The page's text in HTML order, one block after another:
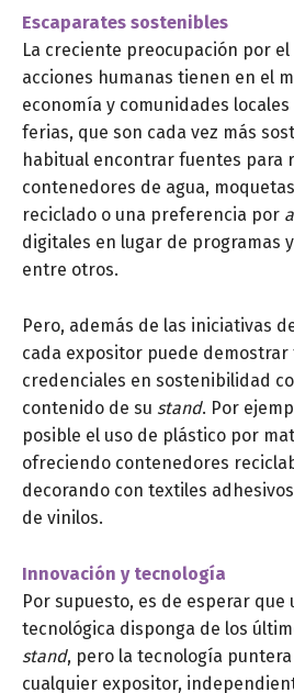
Escaparates sostenibles
La creciente preocupación por
acciones humanas tienen en el
economía y comunidades
ferias, que son cada vez más
habitual encontrar fuentes para
contenedores de agua,
reciclado o una preferencia por
digitales en lugar de programas
entre otros.
Pero, además de las iniciativas
cada expositor puede demostrar
credenciales en sostenibilidad
contenido de su stand. Por
posible el uso de plástico por
ofreciendo contenedores
decorando con textiles
de vinilos.
Innovación y tecnología
Por supuesto, es de esperar que
tecnológica disponga de los
stand, pero la tecnología
cualquier expositor,